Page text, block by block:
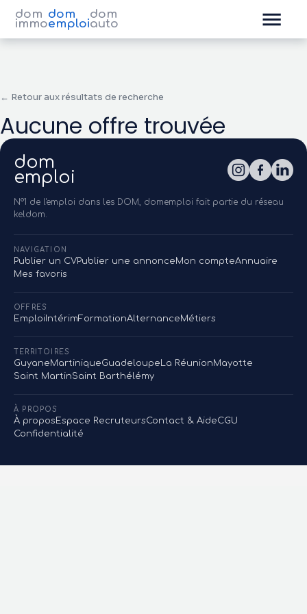
dom
immo
dom
emploi
dom
auto
← Retour aux résultats de recherche
Aucune offre trouvée
dom
emploi
N°1 de l'emploi dans les DOM, domemploi fait partie du réseau
keldom.
NAVIGATION
Publier un CVPublier une annonceMon compteAnnuaire
Mes favoris
OFFRES
EmploiIntérimFormationAlternanceMétiers
TERRITOIRES
GuyaneMartiniqueGuadeloupe La RéunionMayotte
Saint MartinSaint Barthélémy
À PROPOS
À propos Espace RecruteursContact & AideCGU
Confidentialité